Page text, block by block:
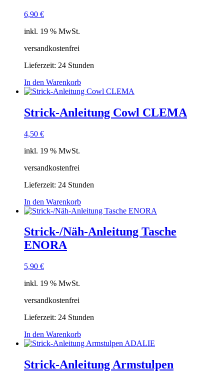
6,90 €
inkl. 19 % MwSt.
versandkostenfrei
Lieferzeit: 24 Stunden
In den Warenkorb
Strick-Anleitung Cowl CLEMA
4,50 €
inkl. 19 % MwSt.
versandkostenfrei
Lieferzeit: 24 Stunden
In den Warenkorb
Strick-/Näh-Anleitung Tasche
ENORA
5,90 €
inkl. 19 % MwSt.
versandkostenfrei
Lieferzeit: 24 Stunden
In den Warenkorb
Strick-Anleitung Armstulpen